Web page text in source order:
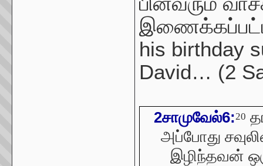
2சாமுவேல்6:20
அப்போது
இழிந்தவன்